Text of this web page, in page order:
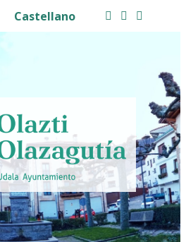
Castellano facebook
twitter